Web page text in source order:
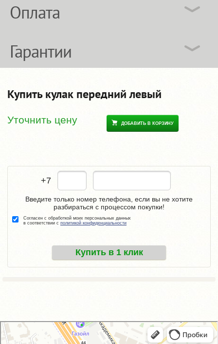
Оплата
Гарантии
Купить кулак передний левый
Уточнить цену ДОБАВИТЬ В КОРЗИНУ
+7
Купить в 1 клик
Введите только номер телефона, если вы не хотите
разбираться с процессом покупки!
Согласен с обработкой моих персональных данных
в соответствии с политикой конфиденциальности
GM-City&VAG-Repair
Автосервис, автотехцентр в Москве
Магазин автозапчастей и автотоваров в Москве